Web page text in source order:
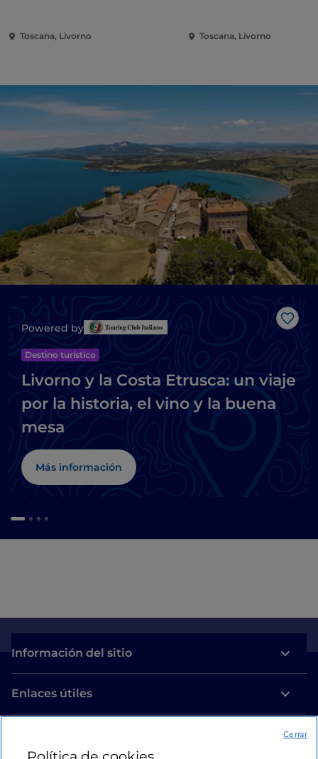
Toscana, Livorno Toscana, Livorno
Me
Powered by
Destino turístico
Livorno y la Costa Etrusca: un viaje
por la historia, el vino y la buena
mesa
Más información
Información del sitio
Enlaces útiles
Cerrar